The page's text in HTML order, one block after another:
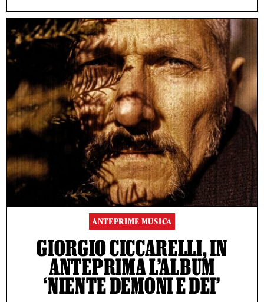
ANTEPRIME MUSICA
GIORGIO CICCARELLI, IN
ANTEPRIMA L’ALBUM
‘NIENTE DEMONI E DEI’